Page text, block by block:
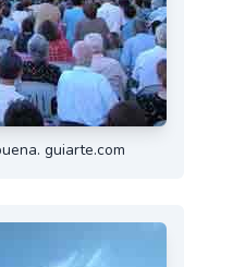
guiarte.com